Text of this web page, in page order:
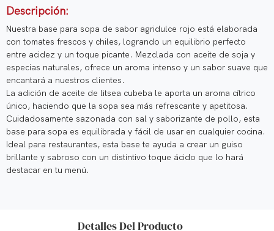
Descripción:
Nuestra base para sopa de sabor agridulce rojo está elaborada
con tomates frescos y chiles, logrando un equilibrio perfecto
entre acidez y un toque picante. Mezclada con aceite de soja y
especias naturales, ofrece un aroma intenso y un sabor suave que
encantará a nuestros clientes.
La adición de aceite de litsea cubeba le aporta un aroma cítrico
único, haciendo que la sopa sea más refrescante y apetitosa.
Cuidadosamente sazonada con sal y saborizante de pollo, esta
base para sopa es equilibrada y fácil de usar en cualquier cocina.
Ideal para restaurantes, esta base te ayuda a crear un guiso
brillante y sabroso con un distintivo toque ácido que lo hará
destacar en tu menú.
Detalles Del Producto